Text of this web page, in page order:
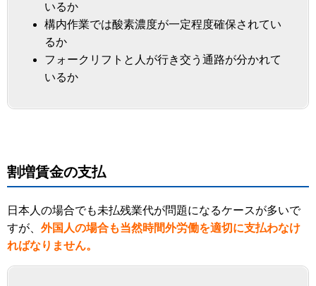
いるか
構内作業では酸素濃度が一定程度確保されてい
るか
フォークリフトと人が行き交う通路が分かれて
いるか
割増賃金の支払
日本人の場合でも未払残業代が問題になるケースが多いで
すが、 外国人の場合も当然時間外労働を適切に支払わなけ
ればなりません。